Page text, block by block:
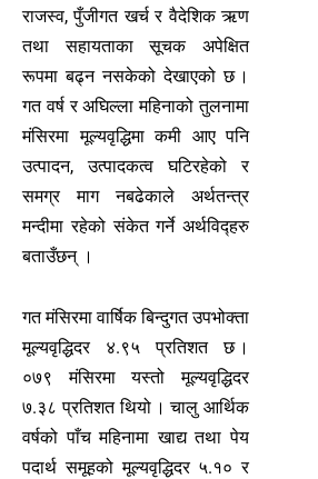
राजस्व, पुँजीगत खर्च र वैदेशिक ऋण
तथा सहायताका सूचक अपेक्षित
रूपमा बढ्न नसकेको देखाएको छ ।
गत वर्ष र अघिल्ला महिनाको तुलनामा
मंसिरमा मूल्यवृद्धिमा कमी आए पनि
उत्पादन, उत्पादकत्व घटिरहेको र
समग्र माग नबढेकाले अर्थतन्त्र
मन्दीमा रहेको संकेत गर्ने अर्थविद्हरु
बताउँछन् ।
गत मंसिरमा वार्षिक बिन्दुगत उपभोक्ता
मूल्यवृद्धिदर ४.९५ प्रतिशत छ ।
०७९ मंसिरमा यस्तो मूल्यवृद्धिदर
७.३८ प्रतिशत थियो । चालु आर्थिक
वर्षको पाँच महिनामा खाद्य तथा पेय
पदार्थ समूहको मूल्यवृद्धिदर ५.१० र